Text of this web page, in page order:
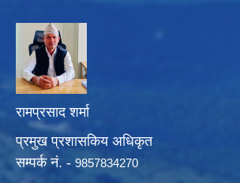
रामप्रसाद शर्मा
प्रमुख प्रशासकिय अधिकृत
सम्पर्क नं. - 9857834270